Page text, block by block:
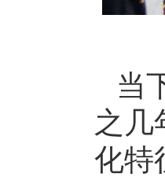
当
之几
化特